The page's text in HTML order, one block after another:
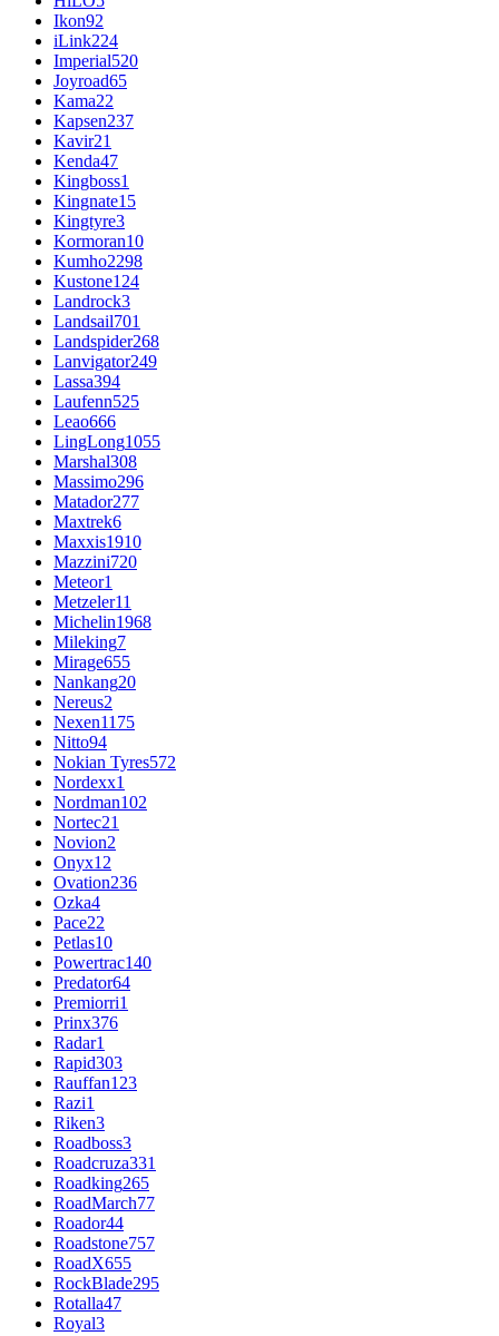
Ikon92
iLink224
Imperial520
Joyroad65
Kama22
Kapsen237
Kavir21
Kenda47
Kingboss1
Kingnate15
Kingtyre3
Kormoran10
Kumho2298
Kustone124
Landrock3
Landsail701
Landspider268
Lanvigator249
Lassa394
Laufenn525
Leao666
LingLong1055
Marshal308
Massimo296
Matador277
Maxtrek6
Maxxis1910
Mazzini720
Meteor1
Metzeler11
Michelin1968
Mileking7
Mirage655
Nankang20
Nereus2
Nexen1175
Nitto94
Nokian Tyres572
Nordexx1
Nordman102
Nortec21
Novion2
Onyx12
Ovation236
Ozka4
Pace22
Petlas10
Powertrac140
Predator64
Premiorri1
Prinx376
Radar1
Rapid303
Rauffan123
Razi1
Riken3
Roadboss3
Roadcruza331
Roadking265
RoadMarch77
Roador44
Roadstone757
RoadX655
RockBlade295
Rotalla47
Royal3